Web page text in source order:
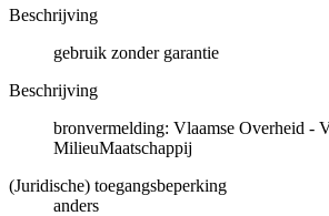
Beschrijving
gebruik zonder garantie
Beschrijving
bronvermelding: Vlaamse Overheid -
MilieuMaatschappij
(Juridische) toegangsbeperking
anders